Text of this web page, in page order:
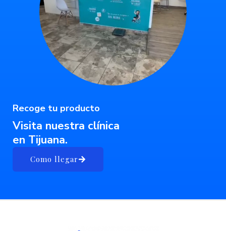
Recoge tu producto
Visita nuestra clínica
en Tijuana.
Como llegar